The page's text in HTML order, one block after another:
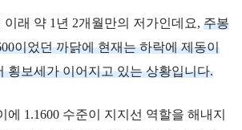
이래 약 1년 2개월만의 저가인데요, 주봉
이었던 까닭에 현재는 하락에 제동이
횡보세가 이어지고 있는 상황입니다.
에 1.1600 수준이 지지선 역할을 해내지